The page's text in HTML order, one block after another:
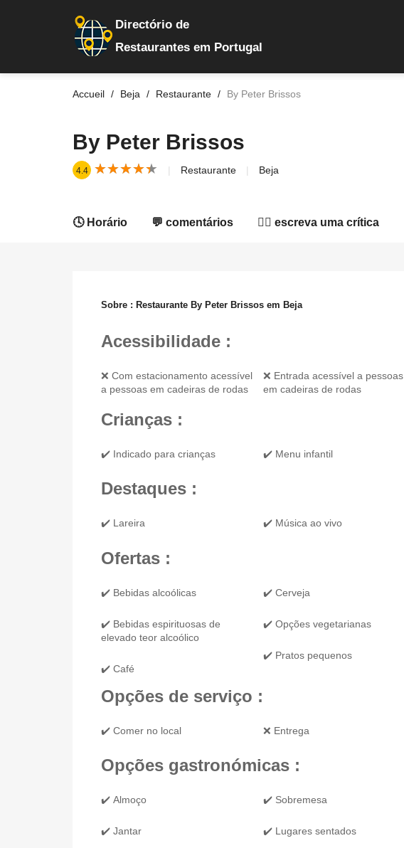
Directório de
Restaurantes em Portugal
Accueil Beja Restaurante By Peter Brissos
By Peter Brissos
4.4 ★★★★★
★★★★★ Restaurante Beja
🕓 Horário 💬 comentários ✍🏻 escreva uma crítica
Sobre : Restaurante By Peter Brissos em Beja
Acessibilidade :
❌ Com estacionamento acessível
a pessoas em cadeiras de rodas
❌ Entrada acessível a pessoas
em cadeiras de rodas
Crianças :
✔️ Indicado para crianças ✔️ Menu infantil
Destaques :
✔️ Lareira ✔️ Música ao vivo
Ofertas :
✔️ Bebidas alcoólicas
✔️ Bebidas espirituosas de
elevado teor alcoólico
✔️ Café
✔️ Cerveja
✔️ Opções vegetarianas
✔️ Pratos pequenos
Opções de serviço :
✔️ Comer no local ❌ Entrega
Opções gastronómicas :
✔️ Almoço
✔️ Jantar
✔️ Sobremesa
✔️ Lugares sentados